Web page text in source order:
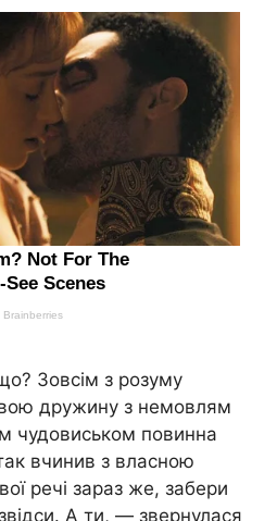
Зовсім з розуму
дружину з немовлям
чудовиськом повинна
вчинив з власною
речі зараз же, забери
А ти, — звернулася